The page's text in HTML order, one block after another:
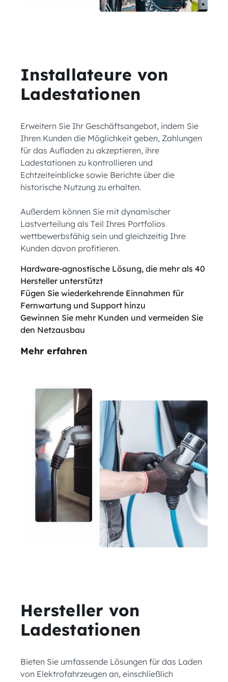
Installateure von
Ladestationen
Erweitern Sie Ihr Geschäftsangebot, indem Sie
Ihren Kunden die Möglichkeit geben, Zahlungen
für das Aufladen zu akzeptieren, ihre
Ladestationen zu kontrollieren und
Echtzeiteinblicke sowie Berichte über die
historische Nutzung zu erhalten.
Außerdem können Sie mit dynamischer
Lastverteilung als Teil Ihres Portfolios
wettbewerbsfähig sein und gleichzeitig Ihre
Kunden davon profitieren.
Hardware-agnostische Lösung, die mehr als 40
Hersteller unterstützt
Fügen Sie wiederkehrende Einnahmen für
Fernwartung und Support hinzu
Gewinnen Sie mehr Kunden und vermeiden Sie
den Netzausbau
Mehr erfahren
Hersteller von
Ladestationen
Bieten Sie umfassende Lösungen für das Laden
von Elektrofahrzeugen an, einschließlich